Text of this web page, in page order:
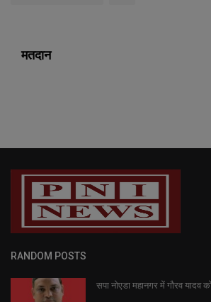
मतदान
RANDOM POSTS
सपा नोएडा महानगर में गौरव यादव